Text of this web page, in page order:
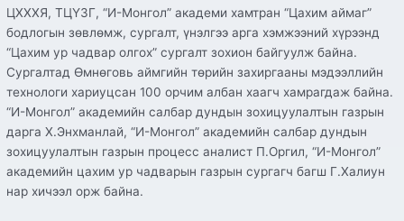
ЦХХХЯ, ТЦҮЗГ, “И-Монгол” академи хамтран “Цахим аймаг”
бодлогын зөвлөмж, сургалт, үнэлгээ арга хэмжээний хүрээнд
“Цахим ур чадвар олгох” сургалт зохион байгуулж байна.
Сургалтад Өмнөговь аймгийн төрийн захиргааны мэдээллийн
технологи хариуцсан 100 орчим албан хаагч хамрагдаж байна.
“И-Монгол” академийн салбар дундын зохицуулалтын газрын
дарга Х.Энхманлай, “И-Монгол” академийн салбар дундын
зохицуулалтын газрын процесс аналист П.Оргил, “И-Монгол”
академийн цахим ур чадварын газрын сургагч багш Г.Халиун
нар хичээл орж байна.